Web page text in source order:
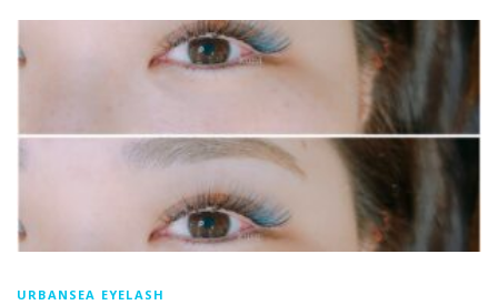
URBANSEA EYELASH